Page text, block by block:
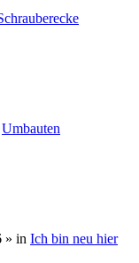
Umbauten
» in Ich bin neu hier